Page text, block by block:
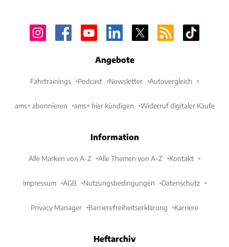
Angebote
Fahrtrainings Podcast Newsletter Autovergleich
ams+ abonnieren ams+ hier kündigen Widerruf digitaler Käufe
Information
Alle Marken von A-Z Alle Themen von A-Z Kontakt
Impressum AGB Nutzungsbedingungen Datenschutz
Privacy Manager Barrierefreiheitserklärung Karriere
Heftarchiv